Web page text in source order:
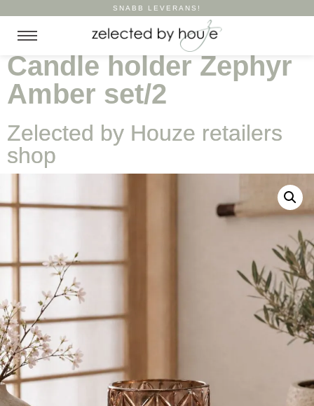
SNABB LEVERANS!
Candle holder Zephyr
Amber set/2
Zelected by Houze retailers
shop